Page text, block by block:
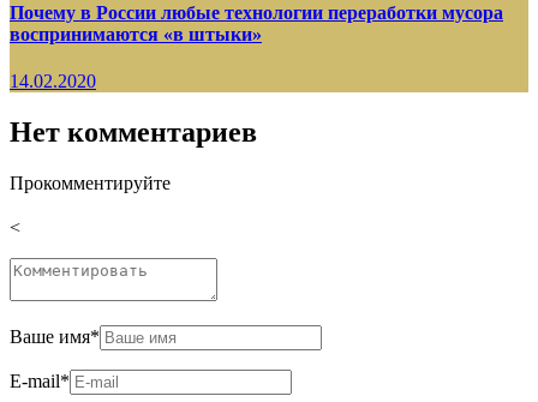
Почему в России любые технологии переработки мусора
воспринимаются «в штыки»
14.02.2020
Нет комментариев
Прокомментируйте
<
Ваше имя*
E-mail*